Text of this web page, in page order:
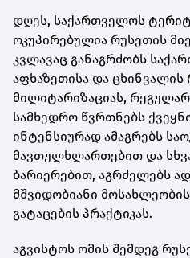
დღეს, საქართველოს
ოკუპირებულია რუსეთის
კვლავაც განაგრძობს
აფხაზეთისა და ცხინვალის
მილიტარიზაციას,
სამხედრო წვრთნებს
ინტენსიურად ამაგრებს
მავთულხლართებით და
ბარიერებით, აგრძელებს
მშვიდობიანი
გატაცების პრაქტიკას.
აგვისტოს ომის შემდეგ